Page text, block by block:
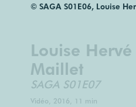
© SAGA S01E06, Louise
Louise
Maillet
SAGA S01E07
Vidéo, 2016, 11 min